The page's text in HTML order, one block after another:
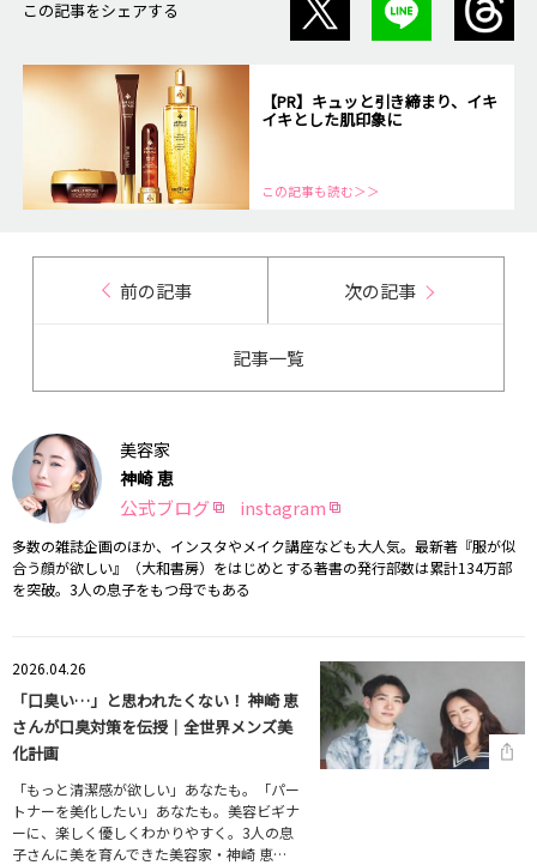
この記事をシェアする
【PR】キュッと引き締まり、イキ
イキとした肌印象に
この記事も読む＞＞
前の記事 次の記事
記事一覧
美容家
神崎 恵
公式ブログ instagram
多数の雑誌企画のほか、インスタやメイク講座なども大人気。最新著『服が似
合う顔が欲しい』（大和書房）をはじめとする著書の発行部数は累計134万部
を突破。3人の息子をもつ母でもある
2026.04.26
「口臭い…」と思われたくない！ 神崎 恵
さんが口臭対策を伝授｜全世界メンズ美
化計画
「もっと清潔感が欲しい」あなたも。「パー
トナーを美化したい」あなたも。美容ビギナ
ーに、楽しく優しくわかりやすく。3人の息
子さんに美を育んできた美容家・神崎 恵…